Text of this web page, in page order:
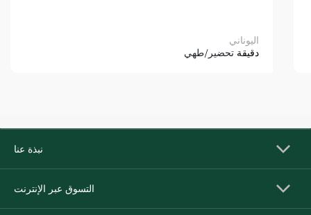
اليوناني
دقيقة تحضير/طهي
نبذة عنا
التسوق عبر الإنترنت